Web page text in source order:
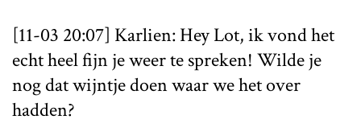
[11-03 20:07] Karlien: Hey Lot, ik vond het
echt heel fijn je weer te spreken! Wilde je
nog dat wijntje doen waar we het over
hadden?